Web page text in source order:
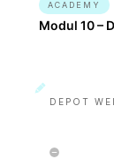
ACADEMY
Modul 10 –
DEPOT